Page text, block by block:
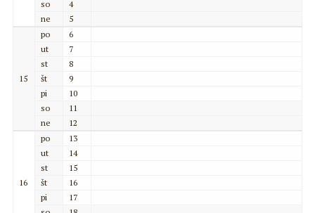
so
4
ne
5
15
po
6
ut
7
st
8
št
9
pi
10
so
11
ne
12
16
po
13
ut
14
st
15
št
16
pi
17